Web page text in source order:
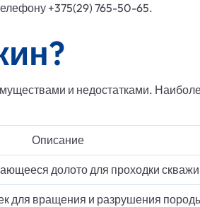
+375(29) 765-50-65.
и недостатками.
Описание
долото для проходки
для вращения и разрушения